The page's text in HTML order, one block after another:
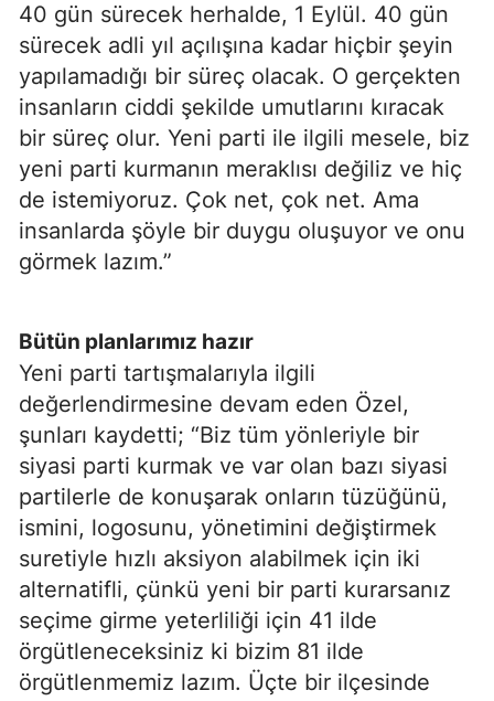
40 gün sürecek herhalde, 1 Eylül. 40 gün
sürecek adli yıl açılışına kadar hiçbir şeyin
yapılamadığı bir süreç olacak. O gerçekten
insanların ciddi şekilde umutlarını kıracak
bir süreç olur. Yeni parti ile ilgili mesele, biz
yeni parti kurmanın meraklısı değiliz ve hiç
de istemiyoruz. Çok net, çok net. Ama
insanlarda şöyle bir duygu oluşuyor ve onu
görmek lazım.”
Bütün planlarımız hazır
Yeni parti tartışmalarıyla ilgili
değerlendirmesine devam eden Özel,
şunları kaydetti; “Biz tüm yönleriyle bir
siyasi parti kurmak ve var olan bazı siyasi
partilerle de konuşarak onların tüzüğünü,
ismini, logosunu, yönetimini değiştirmek
suretiyle hızlı aksiyon alabilmek için iki
alternatifli, çünkü yeni bir parti kurarsanız
seçime girme yeterliliği için 41 ilde
örgütleneceksiniz ki bizim 81 ilde
örgütlenmemiz lazım. Üçte bir ilçesinde